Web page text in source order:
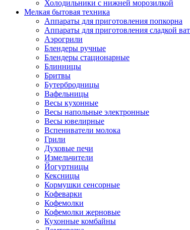
Холодильники с нижней морозилкой
Мелкая бытовая техника
Аппараты для приготовления попкорна
Аппараты для приготовления сладкой
Аэрогрили
Блендеры ручные
Блендеры стационарные
Блинницы
Бритвы
Бутербродницы
Вафельницы
Весы кухонные
Весы напольные электронные
Весы ювелирные
Вспениватели молока
Грили
Духовые печи
Измельчители
Йогуртницы
Кексницы
Кормушки сенсорные
Кофеварки
Кофемолки
Кофемолки жерновые
Кухонные комбайны